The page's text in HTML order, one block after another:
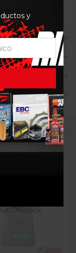
Road
Out Of Stock
y